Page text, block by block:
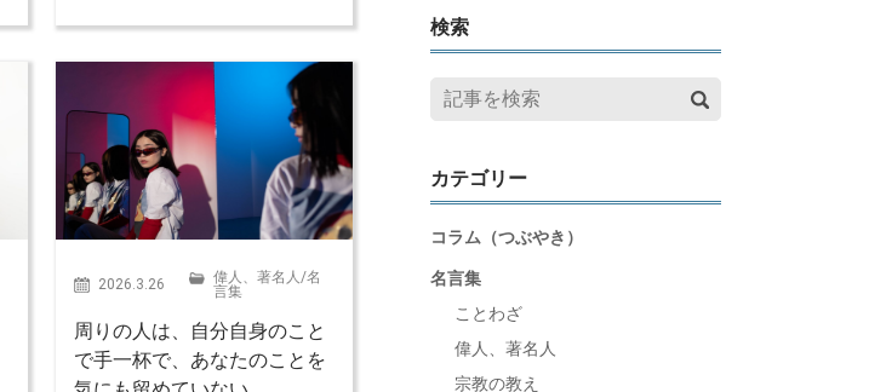
2026.3.26 偉人、著名人/名
言集
周りの人は、自分自身のこと
で手一杯で、あなたのことを
検索
カテゴリー
コラム（つぶやき）
名言集
ことわざ
偉人、著名人
宗教の教え